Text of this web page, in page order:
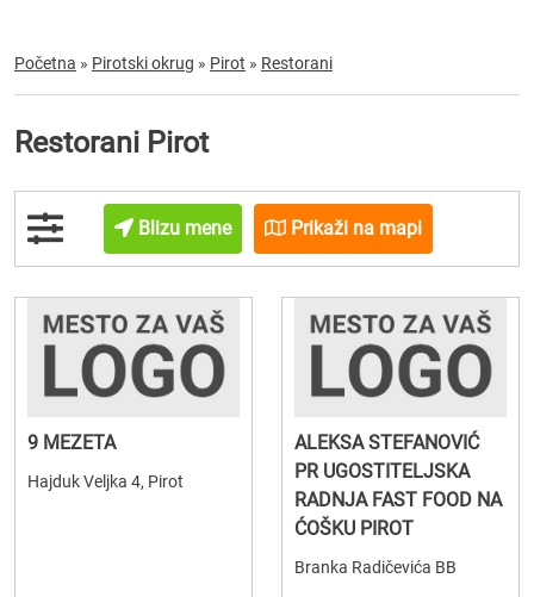
Početna » Pirotski okrug » Pirot » Restorani
Restorani Pirot
Blizu mene Prikaži na mapi
9 MEZETA
Hajduk Veljka 4, Pirot
ALEKSA STEFANOVIĆ
PR UGOSTITELJSKA
RADNJA FAST FOOD NA
ĆOŠKU PIROT
Branka Radičevića BB